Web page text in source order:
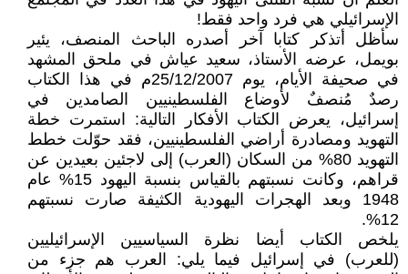
الإسرائيلي هي فرد واحد فقط!
سأظل أتذكر كتابا آخر أصدره الباحث المنصف، يئير
بويمل، عرضه الأستاذ، سعيد عياش في ملحق المشهد
في صحيفة الأيام، يوم 25/12/2007م في هذا الكتاب
رصدٌ مُنصفٌ لأوضاع الفلسطينيين الصامدين في
إسرائيل، يعرض الكتاب الأفكار التالية: استمرت خطة
التهويد ومصادرة أراضي الفلسطينيين، فقد حوّلت خطط
التهويد 80% من السكان (العرب) إلى لاجئين بعيدين عن
قراهم، وكانت نسبتهم بالقياس بنسبة اليهود 15% عام
1948 وبعد الهجرات اليهودية الكثيفة صارت نسبتهم
12%.
يلخص الكتاب أيضا نظرة السياسيين الإسرائيليين
(للعرب) في إسرائيل فيما يلي: العرب هم جزء من